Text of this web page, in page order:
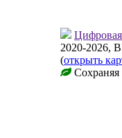
Цифровая
2020-2026,
(открыть
Сохраняя